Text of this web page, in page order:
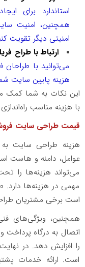
استاندارد برای
همچنین، امنیت
امنیتی دیگر تقویت
ارتباط با طراح
می‌توانید با طراحان
هزینه پایین سایت
این نکات به شما کمک
با هزینه مناسب
قیمت طراحی سایت
هزینه طراحی سایت
عوامل، دامنه و هاست
می‌تواند هزینه‌ها را
مهمی در هزینه‌ها دارد.
است برخی مشتریان
همچنین، ویژگی‌های
اتصال به درگاه
را افزایش دهد. در
است. ارائه خدمات